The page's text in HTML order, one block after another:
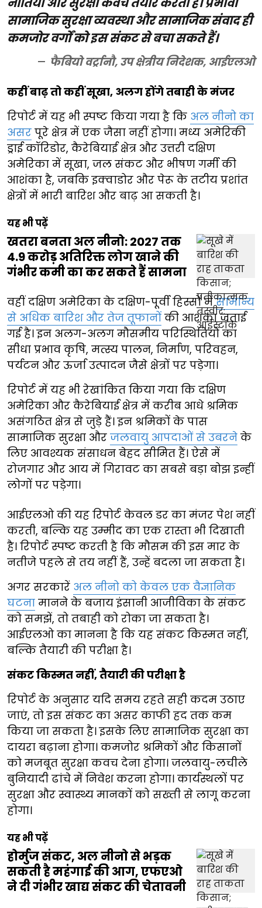
सामाजिक सुरक्षा व्यवस्था और सामाजिक संवाद ही
कमजोर वर्गों को इस संकट से बचा सकते हैं।
फैबियो वर्ट्रानौ, उप क्षेत्रीय निदेशक, आईएलओ
कहीं बाढ़ तो कहीं सूखा, अलग होंगे तबाही के मंजर
रिपोर्ट में यह भी स्पष्ट किया गया है कि अल नीनो का
असर पूरे क्षेत्र में एक जैसा नहीं होगा। मध्य अमेरिकी
ड्राई कॉरिडोर, कैरेबियाई क्षेत्र और उत्तरी दक्षिण
अमेरिका में सूखा, जल संकट और भीषण गर्मी की
आशंका है, जबकि इक्वाडोर और पेरू के तटीय प्रशांत
क्षेत्रों में भारी बारिश और बाढ़ आ सकती है।
यह भी पढ़ें
खतरा बनता अल नीनो: 2027 तक
4.9 करोड़ अतिरिक्त लोग खाने की
गंभीर कमी का कर सकते हैं सामना
वहीं दक्षिण अमेरिका के दक्षिण-पूर्वी हिस्सों मेंसामान्य
से अधिक बारिश और तेज तूफानों की आशंका जताई
गई है। इन अलग-अलग मौसमीय परिस्थितियों का
सीधा प्रभाव कृषि, मत्स्य पालन, निर्माण, परिवहन,
पर्यटन और ऊर्जा उत्पादन जैसे क्षेत्रों पर पड़ेगा।
रिपोर्ट में यह भी रेखांकित किया गया कि दक्षिण
अमेरिका और कैरेबियाई क्षेत्र में करीब आधे श्रमिक
असंगठित क्षेत्र से जुड़े हैं। इन श्रमिकों के पास
सामाजिक सुरक्षा और जलवायु आपदाओं से उबरने के
लिए आवश्यक संसाधन बेहद सीमित हैं। ऐसे में
रोजगार और आय में गिरावट का सबसे बड़ा बोझ इन्हीं
लोगों पर पड़ेगा।
आईएलओ की यह रिपोर्ट केवल डर का मंजर पेश नहीं
करती, बल्कि यह उम्मीद का एक रास्ता भी दिखाती
है। रिपोर्ट स्पष्ट करती है कि मौसम की इस मार के
नतीजे पहले से तय नहीं हैं, उन्हें बदला जा सकता है।
अगर सरकारें अल नीनो को केवल एक वैज्ञानिक
घटना मानने के बजाय इंसानी आजीविका के संकट
को समझें, तो तबाही को रोका जा सकता है।
आईएलओ का मानना है कि यह संकट किस्मत नहीं,
बल्कि तैयारी की परीक्षा है।
संकट किस्मत नहीं, तैयारी की परीक्षा है
रिपोर्ट के अनुसार यदि समय रहते सही कदम उठाए
जाएं, तो इस संकट का असर काफी हद तक कम
किया जा सकता है। इसके लिए सामाजिक सुरक्षा का
दायरा बढ़ाना होगा। कमजोर श्रमिकों और किसानों
को मजबूत सुरक्षा कवच देना होगा। जलवायु-लचीले
बुनियादी ढांचे में निवेश करना होगा। कार्यस्थलों पर
सुरक्षा और स्वास्थ्य मानकों को सख्ती से लागू करना
होगा।
यह भी पढ़ें
होर्मुज संकट, अल नीनो से भड़क
सकती है महंगाई की आग, एफएओ
ने दी गंभीर खाद्य संकट की चेतावनी